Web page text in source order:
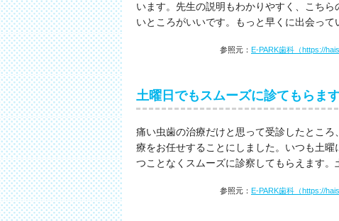
います。先生の説明もわかりやすく、こち
いところがいいです。もっと早くに出会っ
参照元： E-PARK歯科（https://
土曜日でもスムーズに診てもらま
痛い虫歯の治療だけと思って受診したとこ
療をお任せすることにしました。いつも土
つことなくスムーズに診察してもらえます
参照元： E-PARK歯科（https://